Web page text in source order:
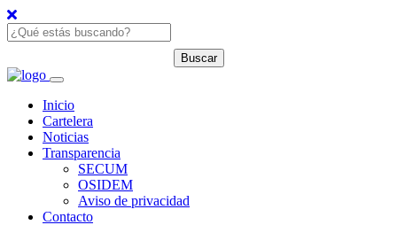
Inicio
Cartelera
Noticias
Transparencia
SECUM
OSIDEM
Aviso de privacidad
Contacto